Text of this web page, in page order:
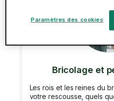
Bricolage et
Les rois et les reines du
votre rescousse, quels
Paramètres des cookies